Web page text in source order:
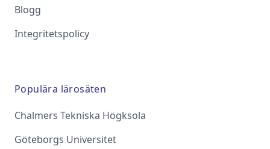
Blogg
Integritetspolicy
Populära lärosäten
Chalmers Tekniska Högksola
Göteborgs Universitet